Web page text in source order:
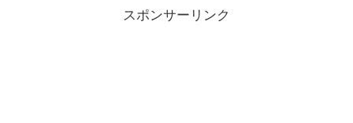
スポンサーリンク